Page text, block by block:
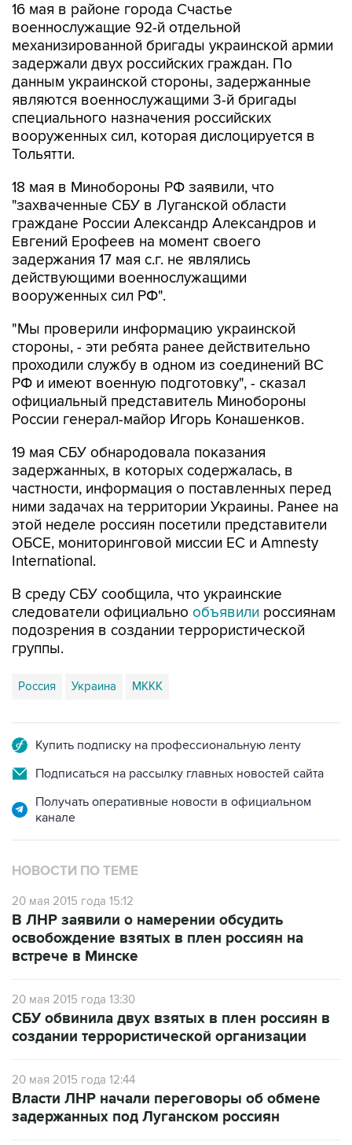
16 мая в районе города Счастье
военнослужащие 92-й отдельной
механизированной бригады украинской армии
задержали двух российских граждан. По
данным украинской стороны, задержанные
являются военнослужащими 3-й бригады
специального назначения российских
вооруженных сил, которая дислоцируется в
Тольятти.
18 мая в Минобороны РФ заявили, что
"захваченные СБУ в Луганской области
граждане России Александр Александров и
Евгений Ерофеев на момент своего
задержания 17 мая с.г. не являлись
действующими военнослужащими
вооруженных сил РФ".
"Мы проверили информацию украинской
стороны, - эти ребята ранее действительно
проходили службу в одном из соединений ВС
РФ и имеют военную подготовку", - сказал
официальный представитель Минобороны
России генерал-майор Игорь Конашенков.
19 мая СБУ обнародовала показания
задержанных, в которых содержалась, в
частности, информация о поставленных перед
ними задачах на территории Украины. Ранее на
этой неделе россиян посетили представители
ОБСЕ, мониторинговой миссии ЕС и Amnesty
International.
В среду СБУ сообщила, что украинские
следователи официально объявили россиянам
подозрения в создании террористической
группы.
Россия Украина МККК
Купить подписку на профессиональную ленту
Подписаться на рассылку главных новостей сайта
Получать оперативные новости в официальном
канале
НОВОСТИ ПО ТЕМЕ
20 мая 2015 года 15:12
В ЛНР заявили о намерении обсудить
освобождение взятых в плен россиян на
встрече в Минске
20 мая 2015 года 13:30
СБУ обвинила двух взятых в плен россиян в
создании террористической организации
20 мая 2015 года 12:44
Власти ЛНР начали переговоры об обмене
задержанных под Луганском россиян